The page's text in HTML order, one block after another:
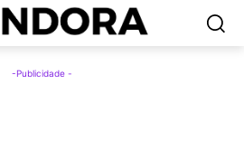
-Publicidade -